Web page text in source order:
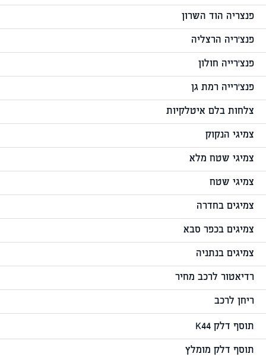
פנצריה הוד השרון
פנצ'ריה הרצליה
פנצ'רייה חולון
פנצ'רייה רמת גן
צלחות בלם איטלקיות
צמיגי הנקוק
צמיגי שטח מלא
צמיגי שטח
צמיגים בחדרה
צמיגים בכפר סבא
צמיגים בנתניה
רדיאטור לרכב מחיר
ריחן לרכב
תוסף דלק K44
תוסף דלק מומלץ